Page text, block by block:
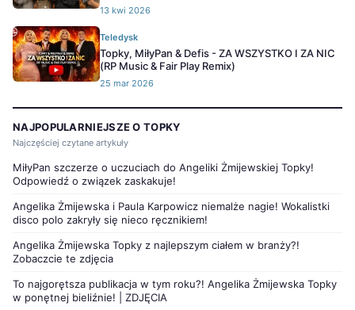
13 kwi 2026
Teledysk
Topky, MiłyPan & Defis - ZA WSZYSTKO I ZA NIC
(RP Music & Fair Play Remix)
25 mar 2026
NAJPOPULARNIEJSZE O TOPKY
Najczęściej czytane artykuły
MiłyPan szczerze o uczuciach do Angeliki Żmijewskiej Topky!
Odpowiedź o związek zaskakuje!
Angelika Żmijewska i Paula Karpowicz niemalże nagie! Wokalistki
disco polo zakryły się nieco ręcznikiem!
Angelika Żmijewska Topky z najlepszym ciałem w branży?!
Zobaczcie te zdjęcia
To najgorętsza publikacja w tym roku?! Angelika Żmijewska Topky
w ponętnej bieliźnie! | ZDJĘCIA